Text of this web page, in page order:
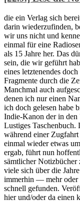
die ein Verlag sich
darin wiederzufinden,
wir uns nicht und
einmal für eine
als 15 Jahre her. Das
sein, die wir geführt
eines letztenendes
Fragmente durch die
Manchmal auch
denen ich nur einen
ich doch gelesen habe
Indie-Kanon der in den
Lustiges
während einer Zugfahrt
einmal wieder etwas
ergab, führt nun
sämtlicher
viele sich über die
immerhin — mehr oder
schnell gefunden.
hier und/oder da einen